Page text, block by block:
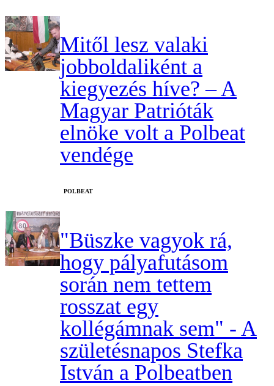
Mitől lesz valaki
jobboldaliként a
kiegyezés híve? – A
Magyar Patrióták
elnöke volt a Polbeat
vendége
‎POLBEAT
"Büszke vagyok rá,
hogy pályafutásom
során nem tettem
rosszat egy
kollégámnak sem" - A
születésnapos Stefka
István a Polbeatben